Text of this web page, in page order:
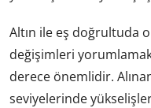
Altın ile eş doğrultuda
değişimleri
derece önemlidir.
seviyelerinde